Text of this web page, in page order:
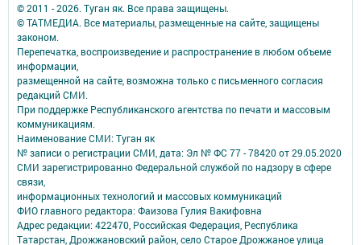
© 2011 - 2026. Туган як. Все права защищены.
© ТАТМЕДИА. Все материалы, размещенные на сайте, защищены
законом.
Перепечатка, воспроизведение и распространение в любом объеме
информации,
размещенной на сайте, возможна только с письменного согласия
редакций СМИ.
При поддержке Республиканского агентства по печати и массовым
коммуникациям.
Наименование СМИ: Туган як
№ записи о регистрации СМИ, дата: Эл № ФС 77 - 78420 от 29.05.2020
СМИ зарегистрированно Федеральной службой по надзору в сфере
связи,
информационных технологий и массовых коммуникаций
ФИО главного редактора: Фаизова Гулия Вакифовна
Адрес редакции: 422470, Российская Федерация, Республика
Татарстан, Дрожжановский район, село Старое Дрожжаное улица